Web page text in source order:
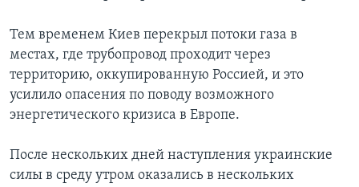
Тем временем Киев перекрыл потоки газа в
местах, где трубопровод проходит через
территорию, оккупированную Россией, и это
усилило опасения по поводу возможного
энергетического кризиса в Европе.
После нескольких дней наступления украинские
силы в среду утром оказались в нескольких